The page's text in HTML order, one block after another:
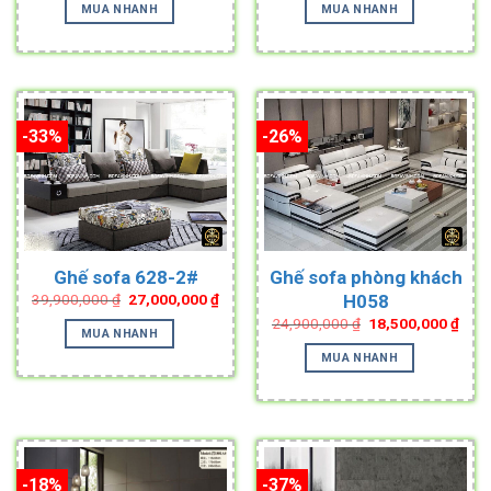
52,900,000 ₫.
44,000,000 ₫.
MUA NHANH
45,000,000 ₫.
MUA NHANH
-33%
Ghế sofa 628-2#
39,900,000₫ Original
price
was:
39,900,000 ₫.
27,000,000₫Current
price
is:
27,000,000 ₫.
MUA NHANH
-26%
Ghế sofa phòng khách
H058
24,900,000₫ Original
price
was:
24,900,000 ₫.
18,500,000₫
price
is:
MUA NHANH
-18% -37%